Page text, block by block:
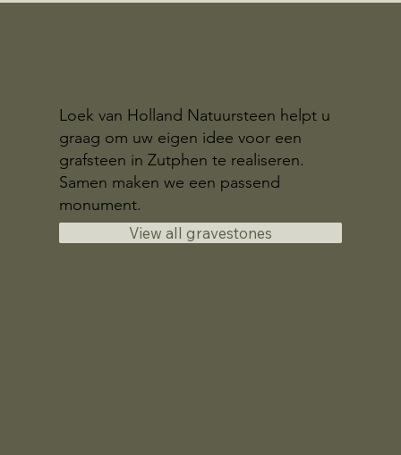
Loek van Holland Natuursteen helpt u
graag om uw eigen idee voor een
grafsteen in Zutphen te realiseren.
Samen maken we een passend
monument.
View all gravestones